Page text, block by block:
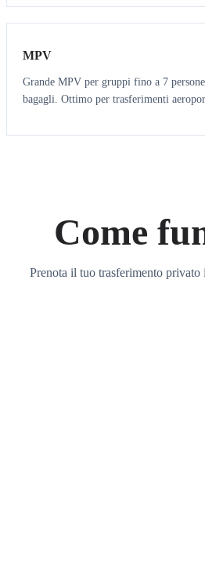
7 7
MPV
Grande MPV per gruppi fino a 7
bagagli. Ottimo per trasferimenti
Come
Prenota il tuo trasferimento privato